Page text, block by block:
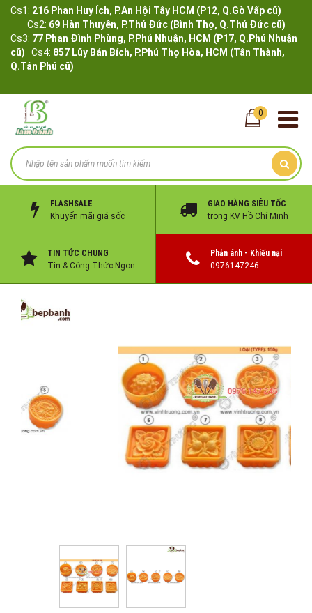
Cs1: 216 Phan Huy Ích, P.An Hội Tây HCM (P12, Q.Gò Vấp cũ)
Cs2: 69 Hàn Thuyên, P.Thủ Đức (Bình Thọ, Q.Thủ Đức cũ)
Cs3: 77 Phan Đình Phùng, P.Phú Nhuận, HCM (P17, Q.Phú Nhuận
cũ) Cs4: 857 Lũy Bán Bích, P.Phú Thọ Hòa, HCM (Tân Thành,
Q.Tân Phú cũ)
0
FLASHSALE
Khuyến mãi giá sốc
GIAO HÀNG SIÊU TỐC
trong KV Hồ Chí Minh
TIN TỨC CHUNG
Tin & Công Thức Ngon
Phản ánh - Khiếu nại
0976147246